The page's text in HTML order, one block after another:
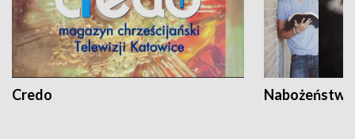
Credo